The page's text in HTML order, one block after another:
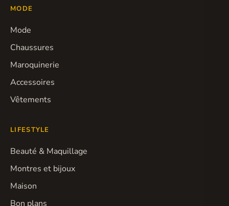
MODE
Mode
Chaussures
Maroquinerie
Accessoires
Vêtements
LIFESTYLE
Beauté & Maquillage
Montres et bijoux
Maison
Bon plans